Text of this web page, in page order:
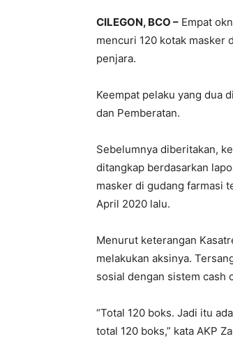
CILEGON, BCO – Empat
mencuri 120 kotak masker
penjara.
Keempat pelaku yang dua
dan Pemberatan.
Sebelumnya diberitakan,
ditangkap berdasarkan
masker di gudang farmasi
April 2020 lalu.
Menurut keterangan
melakukan aksinya.
sosial dengan sistem cash
“Total 120 boks. Jadi itu
total 120 boks,” kata AKP